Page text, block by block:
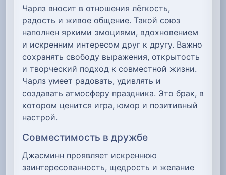
Чарлз вносит в отношения лёгкость,
радость и живое общение. Такой союз
наполнен яркими эмоциями, вдохновением
и искренним интересом друг к другу. Важно
сохранять свободу выражения, открытость
и творческий подход к совместной жизни.
Чарлз умеет радовать, удивлять и
создавать атмосферу праздника. Это брак, в
котором ценится игра, юмор и позитивный
настрой.
Совместимость в дружбе
Джасминн проявляет искреннюю
заинтересованность, щедрость и желание